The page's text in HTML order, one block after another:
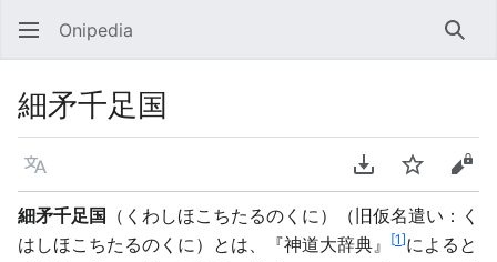
Onipedia 検索
細矛千足国
言語 PDFをダウンロ
ウォッチソ
細矛千足国 （くわしほこちたるのくに）（旧仮名遣い：く
はしほこちたるのくに）とは、『神道大辞典』
[1]によると